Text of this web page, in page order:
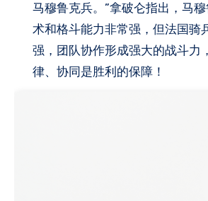
马穆鲁克兵。”拿破仑指出，马
术和格斗能力非常强，但法国骑
强，团队协作形成强大的战斗力
律、协同是胜利的保障！